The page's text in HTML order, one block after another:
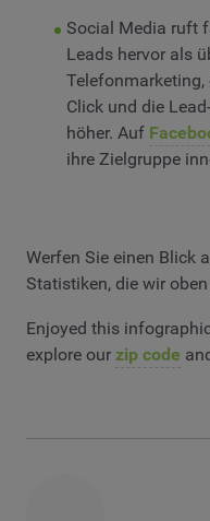
Social Media ruft
Leads hervor als
Telefonmarketing,
Click und die
höher. Auf
ihre Zielgruppe
Werfen Sie einen Blick
Statistiken, die wir
Enjoyed this
explore our zip code